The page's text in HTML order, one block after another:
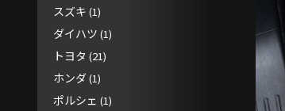
スズキ (1)
ダイハツ (1)
トヨタ (21)
ホンダ (1)
ポルシェ (1)